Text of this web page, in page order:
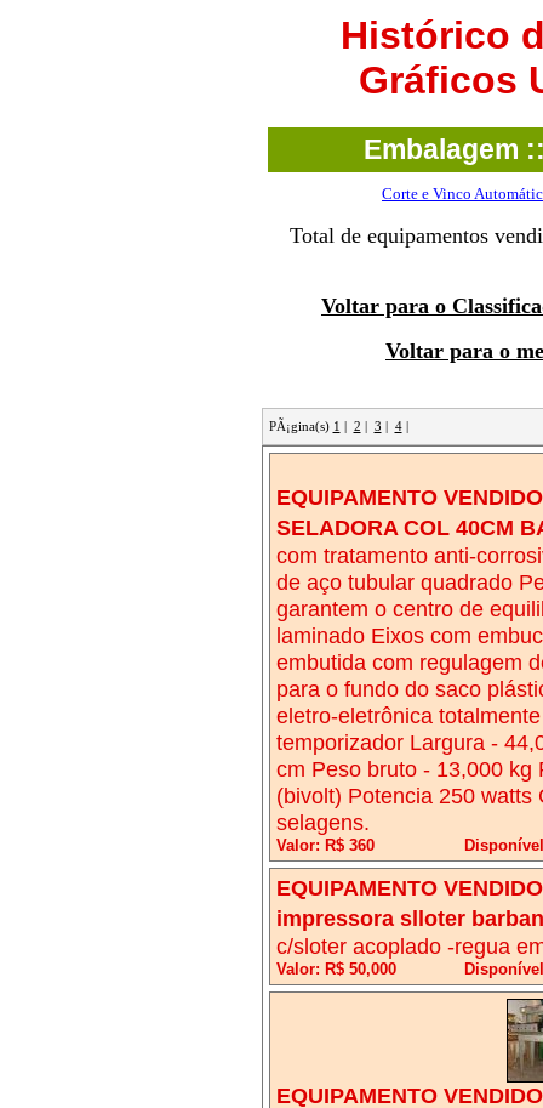
Histórico
Gráficos
Embalagem
Corte e Vinco
Total de equipamentos
Voltar para o
Voltar para o
PÃ¡gina(s) 1 2 3 4|
EQUIPAMENTO
SELADORA COL 40CM
com tratamento anti-
de aço tubular quadrado
garantem o centro de
laminado Eixos com
embutida com regulagem
para o fundo do saco
eletro-eletrônica
temporizador Largura -
cm Peso bruto - 13,000 kg
(bivolt) Potencia 250 watts
selagens.
Valor: R$ 360
EQUIPAMENTO
impressora slloter barban
c/sloter acoplado -regua
Valor: R$ 50,000
EQUIPAMENTO